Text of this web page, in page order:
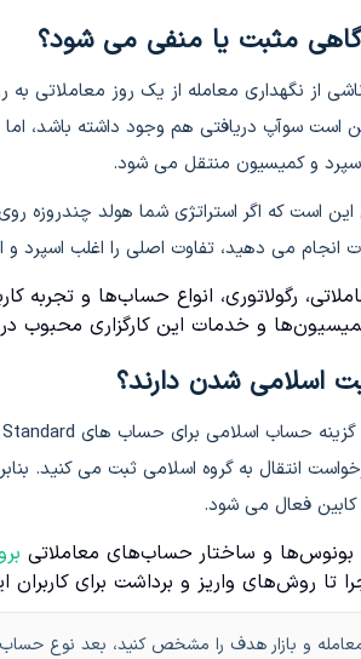
مثبت یا منفی می شود؟
از نگهداری معامله از یک روز معاملاتی
است سوآپ دریافتی هم وجود داشته باشد،
و کمیسیون منتقل می شود.
این است که اگر استراتژی شما هولد
انجام می دهید، تفاوت اصلی را اغلب
رگولاتوری، انواع حساب‌ها و تجربه
و خدمات این کارگزاری محبوب در
اسلامی شدن دارند؟
انتقال به گروه اسلامی ثبت می کنید.
فعال می شود.
بونوس‌ها و ساختار حساب‌های معاملاتی
تا روش‌های واریز و برداشت برای
و بازار هدف را مشخص کنید، بعد نوع حساب